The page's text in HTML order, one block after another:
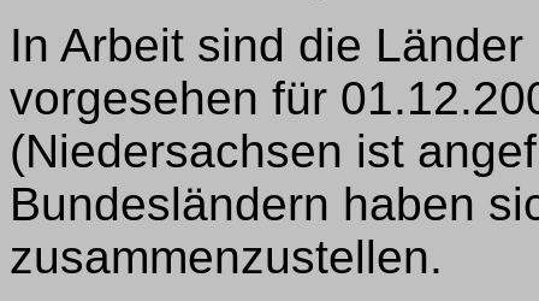
In Arbeit sind die
vorgesehen für
(Niedersachsen ist
Bundesländern haben
zusammenzustellen.